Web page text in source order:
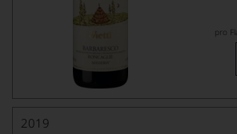
pro
2019